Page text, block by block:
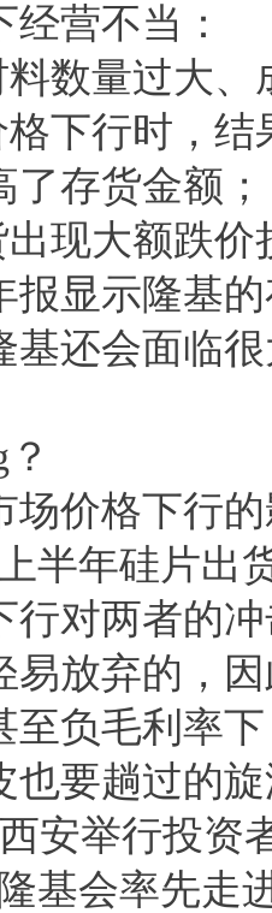
营不当：
数量过大
下行时，
存货金额；
出现大额跌
报显示隆基
基还会面临
场价格下行
半年硅片出
行对两者的
易放弃的，
至负毛利率
也要趟过的
安举行投资
基会率先走